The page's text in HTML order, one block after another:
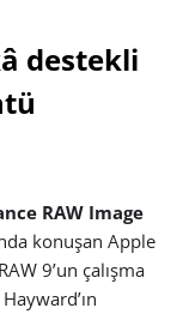
destekli
RAW Image
konuşan Apple
9’un çalışma